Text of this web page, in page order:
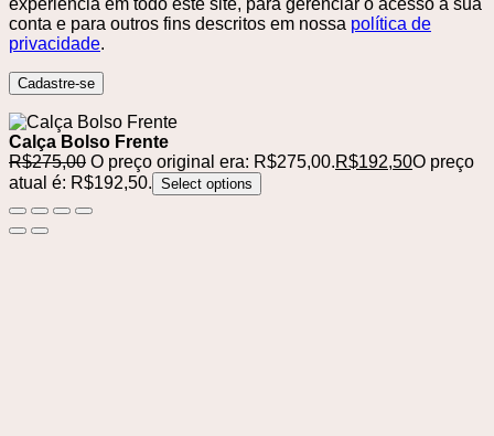
conta e para outros fins descritos em nossa política de
privacidade.
Cadastre-se
Calça Bolso Frente
R$275,00 O preço original era: R$275,00.R$192,50O preço
atual é: R$192,50. Select options